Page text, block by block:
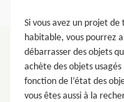
Si vous avez un projet
habitable, vous pourrez
débarrasser des objets
achète des objets
fonction de l’état des
vous êtes aussi à la